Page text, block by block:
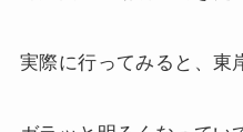
実際に行ってみると、東